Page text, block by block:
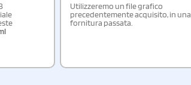
Utilizzeremo un file grafico
precedentemente acquisito, in una
fornitura passata.